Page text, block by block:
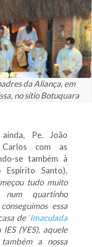
da Aliança, em
no sítio Botuquara
Pe. João
com as
se também à
Espírito Santo),
tudo muito
num quartinho
essa
de ‘Imaculada
(YES), aquele
a nossa